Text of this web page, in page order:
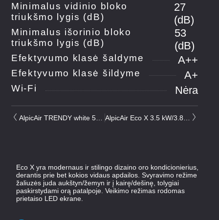
Minimalus vidinio bloko
triukšmo lygis (dB)
27
(dB)
Minimalus išorinio bloko
triukšmo lygis (dB)
53
(dB)
Efektyvumo klasė šaldyme A++
Efektyvumo klasė šildyme A+
Wi-Fi Nėra
Eco X yra modernaus ir stilingo dizaino oro kondicionierius,
derantis prie bet kokios vidaus apdailos. Svyravimo režime
žaliuzės juda aukštyn/žemyn ir į kairę/dešinę, tolygiai
paskirstydami orą patalpoje. Veikimo režimas rodomas
prietaiso LED ekrane.